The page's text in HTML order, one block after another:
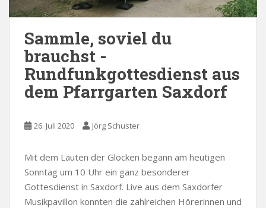
Sammle, soviel du
brauchst -
Rundfunkgottesdienst aus
dem Pfarrgarten Saxdorf
26. Juli 2020 Jörg Schuster
Mit dem Läuten der Glocken begann am heutigen
Sonntag um 10 Uhr ein ganz besonderer
Gottesdienst in Saxdorf. Live aus dem Saxdorfer
Musikpavillon konnten die zahlreichen Hörerinnen und